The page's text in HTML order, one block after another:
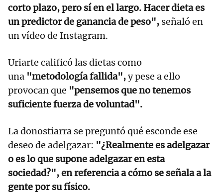
corto plazo, pero sí en el largo. Hacer dieta es
un predictor de ganancia de peso", señaló en
un vídeo de Instagram.
Uriarte calificó las dietas como
una "metodología fallida",y pese a ello
provocan que "pensemos que no tenemos
suficiente fuerza de voluntad".
La donostiarra se preguntó qué esconde ese
deseo de adelgazar: "¿Realmente es adelgazar
o es lo que supone adelgazar en esta
sociedad?", en referencia a cómo se señala a la
gente por su físico.